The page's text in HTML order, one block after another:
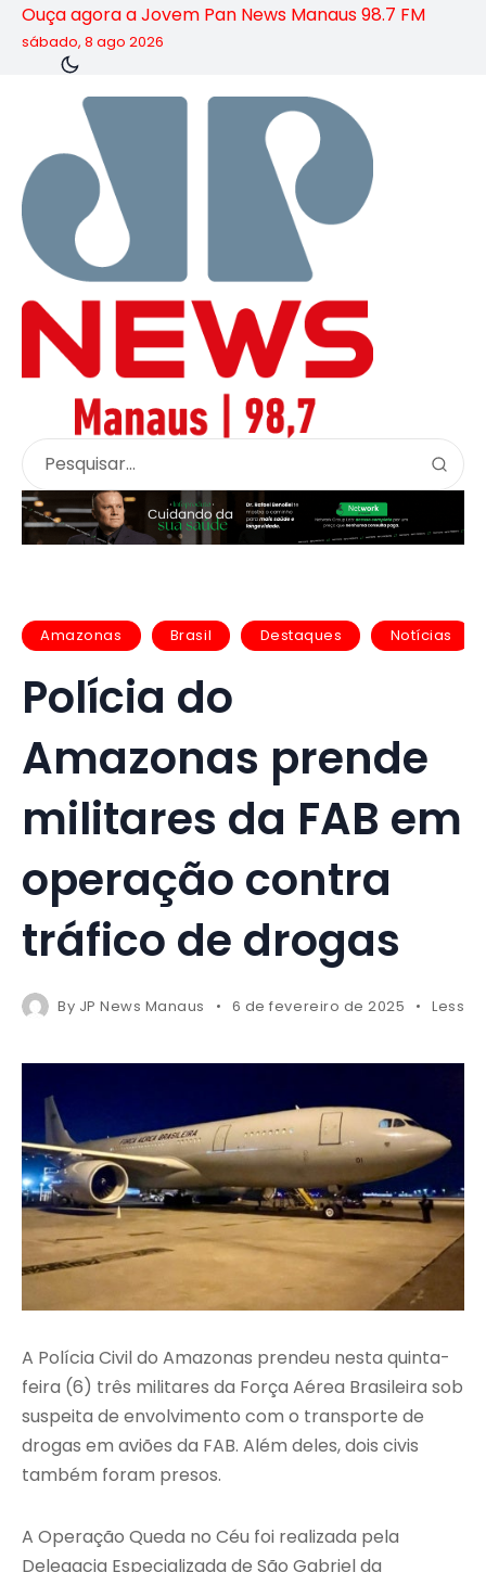
Ouça agora a Jovem Pan News Manaus 98.7 FM
sábado, 8 ago 2026
Amazonas Brasil Destaques Notícias
Polícia do
Amazonas prende
militares da FAB em
operação contra
tráfico de drogas
By JP News Manaus 6 de fevereiro de 2025 Less 1
A Polícia Civil do Amazonas prendeu nesta quinta-
feira (6) três militares da Força Aérea Brasileira sob
suspeita de envolvimento com o transporte de
drogas em aviões da FAB. Além deles, dois civis
também foram presos.
A Operação Queda no Céu foi realizada pela
Delegacia Especializada de São Gabriel da